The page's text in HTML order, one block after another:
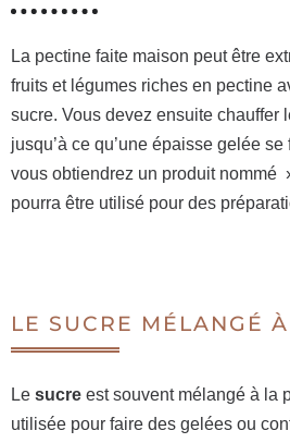
La pectine faite maison peut être
fruits et légumes riches en pectine
sucre. Vous devez ensuite chauffer
jusqu’à ce qu’une épaisse gelée
vous obtiendrez un produit nommé
pourra être utilisé pour des
LE SUCRE MÉLANGÉ
Le sucre est souvent mélangé à la
utilisée pour faire des gelées ou